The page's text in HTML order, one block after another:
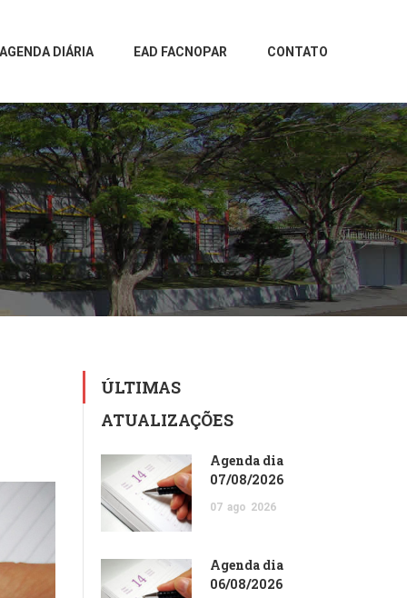
AGENDA DIÁRIA EAD FACNOPAR CONTATO
ÚLTIMAS
ATUALIZAÇÕES
Agenda dia
07/08/2026
07 ago 2026
Agenda dia
06/08/2026